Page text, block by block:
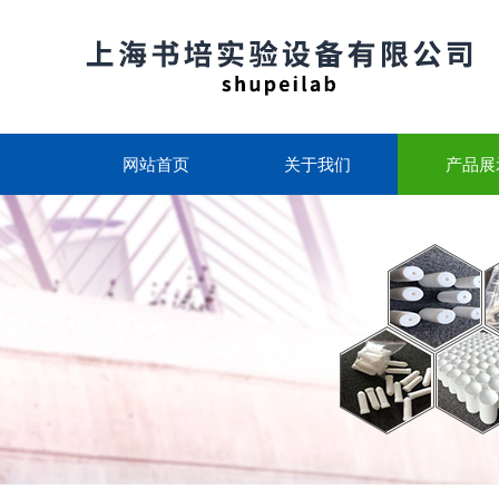
网站首页 关于我们 产品